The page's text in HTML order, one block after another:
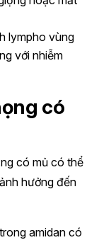
lympho vùng
với nhiễm
có
có mủ có thể
hưởng đến
amidan có